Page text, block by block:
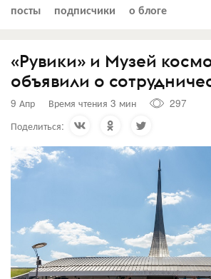
посты подписчики о блоге
«Рувики» и Музей
объявили о
9 Апр Время чтения 3 мин
297
Поделиться: